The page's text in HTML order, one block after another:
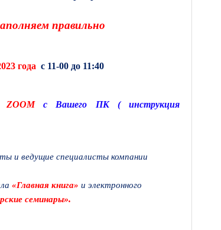
правильно
года с 11-00 до 11:40
ZOOMс Вашего ПК ( инструкция
и ведущие специалисты компании
«Главная книга» и электронного
семинары».